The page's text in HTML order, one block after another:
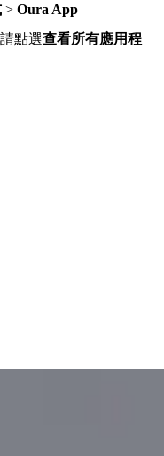
> Oura App
點選查看所有應用程